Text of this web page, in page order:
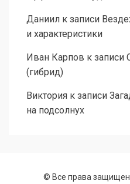
Даниил к записи
и характеристики
Иван Карпов к записи
(гибрид)
Виктория к записи
на подсолнух
© Все права